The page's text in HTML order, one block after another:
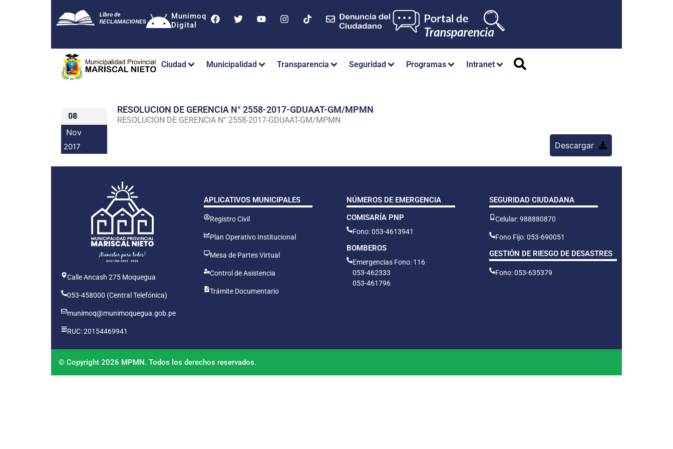
Munimoq
Digital
Ciudad Municipalidad Transparencia Seguridad Programas Intranet
08
Nov
2017
RESOLUCION DE GERENCIA N° 2558-2017-GDUAAT-GM/MPMN
RESOLUCION DE GERENCIA N° 2558-2017-GDUAAT-GM/MPMN
Descargar
Calle Ancash 275 Moquegua
053-458000 (Central Telefónica)
munimoq@munimoquegua.gob.pe
RUC: 20154469941
APLICATIVOS MUNICIPALES
Registro Civil
Plan Operativo Institucional
Mesa de Partes Virtual
Control de Asistencia
Trámite Documentario
NÚMEROS DE EMERGENCIA
COMISARÍA PNP
Fono: 053-4613941
BOMBEROS
Emergencias Fono: 116
053-462333
053-461796
SEGURIDAD CIUDADANA
Celular: 988880870
Fono Fijo: 053-690051
GESTIÓN DE RIESGO DE DESASTRES
Fono: 053-635379
© Copyright 2026 MPMN. Todos los derechos reservados.